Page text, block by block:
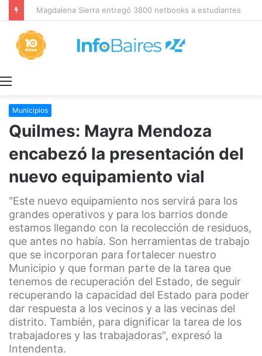
Magdalena Sierra entregó 3800 netbooks a estudiantes secundarios del último año
Municipios
Quilmes: Mayra Mendoza
encabezó la presentación del
nuevo equipamiento vial
"Este nuevo equipamiento nos servirá para los
grandes operativos y para los barrios donde
estamos llegando con la recolección de residuos,
que antes no había. Son herramientas de trabajo
que se incorporan para fortalecer nuestro
Municipio y que forman parte de la tarea que
tenemos de recuperación del Estado, de seguir
recuperando la capacidad del Estado para poder
dar respuesta a los vecinos y a las vecinas del
distrito. También, para dignificar la tarea de los
trabajadores y las trabajadoras", expresó la
Intendenta.